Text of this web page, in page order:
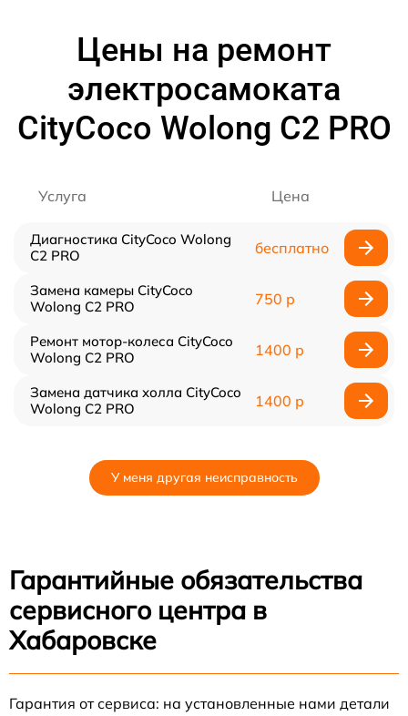
Цены на ремонт
электросамоката
CityCoco Wolong C2 PRO
Услуга Цена
Диагностика CityCoco Wolong
C2 PRO
бесплатно
Замена камеры CityCoco
Wolong C2 PRO
750 р
Ремонт мотор-колеса CityCoco
Wolong C2 PRO
1400 р
Замена датчика холла CityCoco
Wolong C2 PRO
1400 р
У меня другая неисправность
Гарантийные обязательства
сервисного центра в
Хабаровске
Гарантия от сервиса: на установленные нами детали